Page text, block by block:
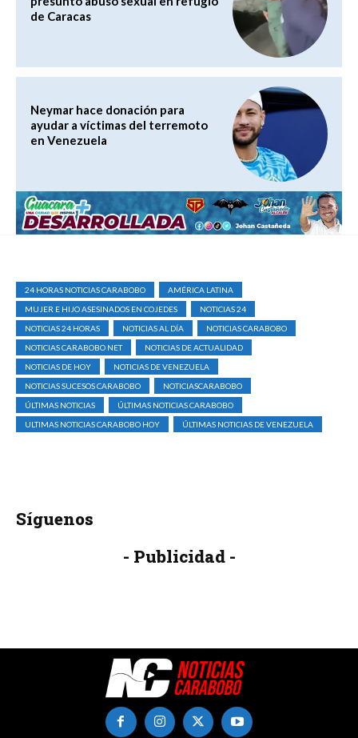
de Caracas
Neymar hace donación para
ayudar a víctimas del terremoto
en Venezuela
24 HORAS NOTICIAS CARABOBO
AMÉRICA LATINA
MUJER E HIJO ASESINADOS EN COJEDES
NOTICIAS 24
NOTICIAS 24 HORAS
NOTICIAS AL DÍA
NOTICIAS CARABOBO
NOTICIAS CARABOBO NET
NOTICIAS DE ACTUALIDAD
NOTICIAS DE HOY
NOTICIAS DE VENEZUELA
NOTICIAS SUCESOS CARABOBO
NOTICIASCARABOBO
ÚLTIMAS NOTICIAS
ÚLTIMAS NOTICIAS CARABOBO
ULTIMAS NOTICIAS CARABOBO HOY
ÚLTIMAS NOTICIAS DE VENEZUELA
Síguenos
- Publicidad -